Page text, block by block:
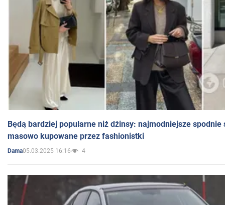
Będą bardziej popularne niż dżinsy: najmodniejsze spodnie
masowo kupowane przez fashionistki
Dama05.03.2025 16:16 4